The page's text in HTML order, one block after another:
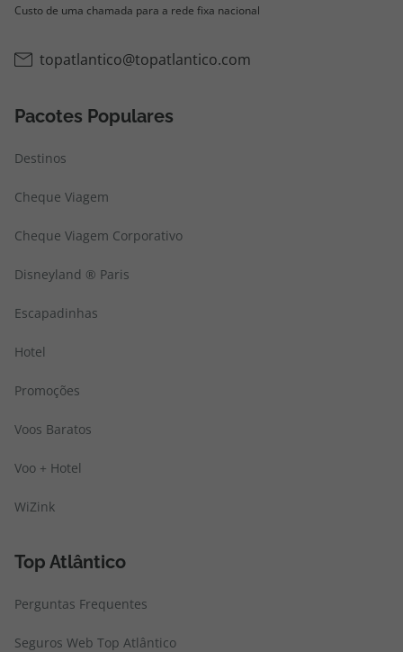
Custo de uma chamada para a rede fixa nacional
topatlantico@topatlantico.com
Pacotes Populares
Destinos
Cheque Viagem
Cheque Viagem Corporativo
Disneyland ® Paris
Escapadinhas
Hotel
Promoções
Voos Baratos
Voo + Hotel
WiZink
Top Atlântico
Perguntas Frequentes
Seguros Web Top Atlântico